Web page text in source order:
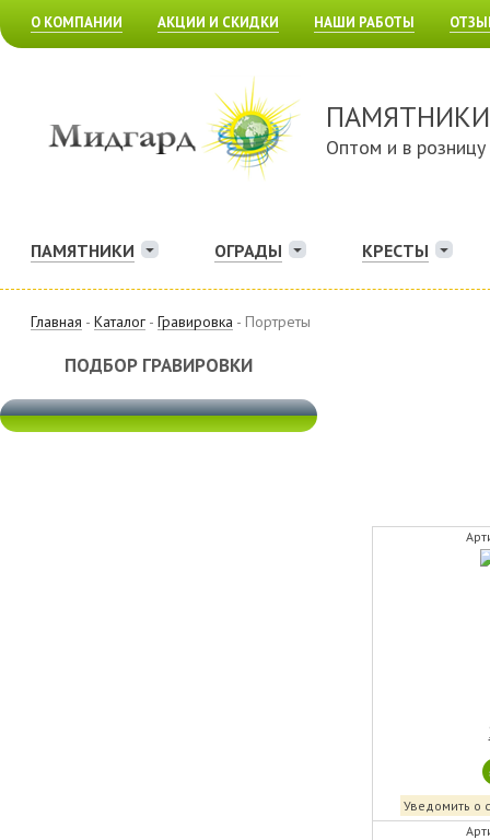
О КОМПАНИИ АКЦИИ И СКИДКИ НАШИ РАБОТЫ
ПАМЯТНИКИ
Оптом и в розницу
ПАМЯТНИКИ ОГРАДЫ КРЕСТЫ
Главная - Каталог - Гравировка - Портреты
ПОДБОР ГРАВИРОВКИ
Уведомить о